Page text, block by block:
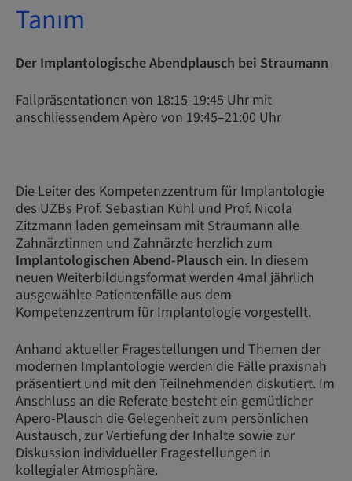
Tanım
Der Implantologische Abendplausch bei Straumann
Fallpräsentationen von 18:15-19:45 Uhr mit
anschliessendem Apèro von 19:45–21:00 Uhr
Die Leiter des Kompetenzzentrum für Implantologie
des UZBs Prof. Sebastian Kühl und Prof. Nicola
Zitzmann laden gemeinsam mit Straumann alle
Zahnärztinnen und Zahnärzte herzlich zum
Implantologischen Abend-Plausch ein. In diesem
neuen Weiterbildungsformat werden 4mal jährlich
ausgewählte Patientenfälle aus dem
Kompetenzzentrum für Implantologie vorgestellt.
Anhand aktueller Fragestellungen und Themen der
modernen Implantologie werden die Fälle praxisnah
präsentiert und mit den Teilnehmenden diskutiert. Im
Anschluss an die Referate besteht ein gemütlicher
Apero-Plausch die Gelegenheit zum persönlichen
Austausch, zur Vertiefung der Inhalte sowie zur
Diskussion individueller Fragestellungen in
kollegialer Atmosphäre.